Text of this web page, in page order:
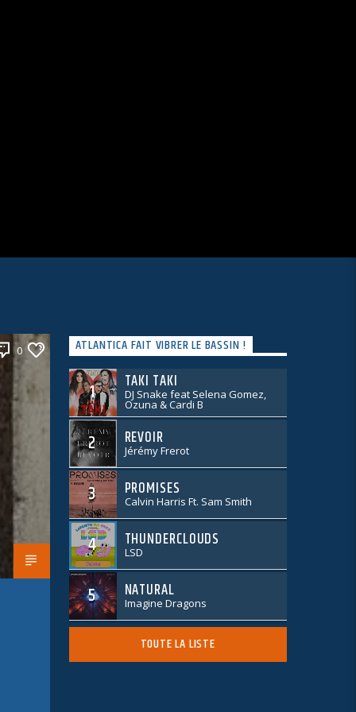
0 ATLANTICA FAIT VIBRER LE BASSIN !
1 TAKI TAKI
DJ Snake feat Selena Gomez,
Ozuna & Cardi B
2 REVOIR
Jérémy Frerot
3 PROMISES
Calvin Harris Ft. Sam Smith
4 THUNDERCLOUDS
LSD
5 NATURAL
Imagine Dragons
TOUTE LA LISTE